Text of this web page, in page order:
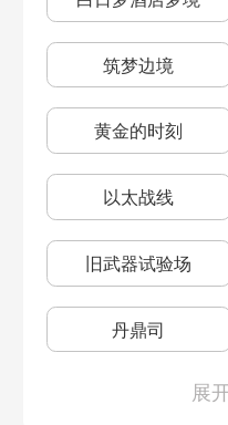
筑梦边境
黄金的时刻
以太战线
旧武器试验场
丹鼎司
雅利洛机械聚落展